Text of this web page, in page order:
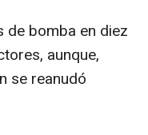
de bomba en diez
aunque,
se reanudó